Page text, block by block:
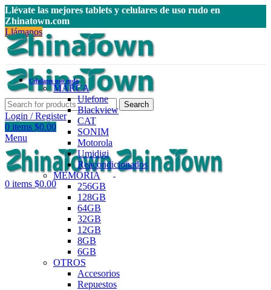
Llévate las mejores tablets y celulares de uso rudo en
Zhinatown.com
Llámanos
Search
Login / Register
0 items $0.00
Menu
0 items $0.00
Celulares uso rudo
MARCA
Ulefone
Blackview
CAT
SONIM
Motorola
Umidigi
Reacondicionados
MEMORIA
256GB
128GB
64GB
32GB
12GB
8GB
6GB
OTROS
Accesorios
Repuestos